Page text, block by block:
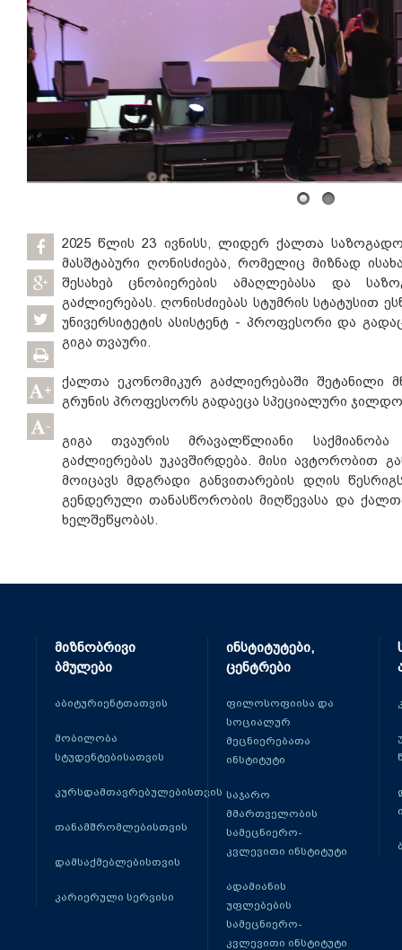
+
-
2025 წლის 23 ივნისს, ლიდერ ქალთა
მასშტაბური ღონისძიება, რომელიც მიზნად
შესახებ ცნობიერების ამაღლებასა და
გაძლიერებას. ღონისძიებას სტუმრის სტატუსით
უნივერსიტეტის ასისტენტ - პროფესორი და
გიგა თვაური.
ქალთა ეკონომიკურ გაძლიერებაში შეტანილი
გრუნის პროფესორს გადაეცა სპეციალური
გიგა თვაურის მრავალწლიანი
გაძლიერებას უკავშირდება. მისი ავტორობით
მოიცავს მდგრადი განვითარების დღის
გენდერული თანასწორობის მიღწევასა და
ხელშეწყობას.
მიზნობრივი
ბმულები
აბიტურიენტთათვის
მობილობა
სტუდენტებისათვის
კურსდამთავრებულებისთვის
თანამშრომლებისთვის
დამსაქმებლებისთვის
კარიერული სერვისი
ინსტიტუტები,
ცენტრები
ფილოსოფიისა და
სოციალურ
მეცნიერებათა
ინსტიტუტი
საჯარო
მმართველობის
სამეცნიერო-
კვლევითი ინსტიტუტი
ადამიანის
უფლებების
სამეცნიერო-
კვლევითი ინსტიტუტი